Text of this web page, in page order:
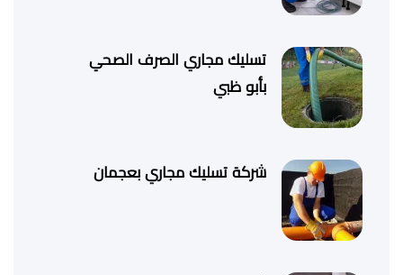
تسليك مجاري الصرف الصحي
بأبو ظبي
شركة تسليك مجاري بعجمان